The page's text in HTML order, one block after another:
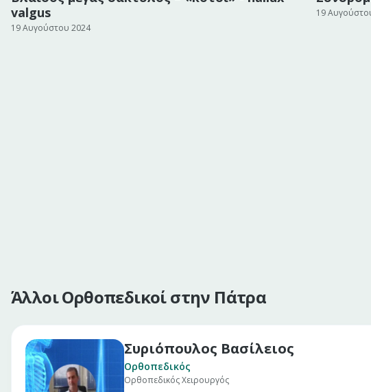
valgus
19 Αυγούστου 2024
19
Άλλοι Ορθοπεδικοί στην Πάτρα
Συριόπουλος Βασίλειος
Ορθοπεδικός
Ορθοπεδικός Χειρουργός